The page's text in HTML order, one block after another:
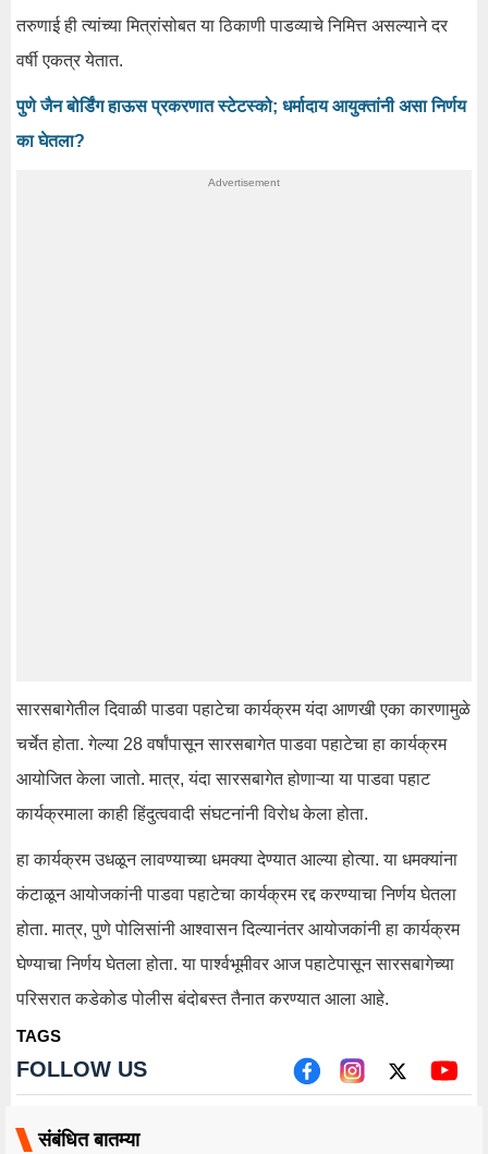
तरुणाई ही त्यांच्या मित्रांसोबत या ठिकाणी पाडव्याचे निमित्त असल्याने दर
वर्षी एकत्र येतात.
पुणे जैन बोर्डिंग हाऊस प्रकरणात स्टेटस्को; धर्मादाय आयुक्तांनी असा निर्णय
का घेतला?
सारसबागेतील दिवाळी पाडवा पहाटेचा कार्यक्रम यंदा आणखी एका कारणामुळे
चर्चेत होता. गेल्या 28 वर्षांपासून सारसबागेत पाडवा पहाटेचा हा कार्यक्रम
आयोजित केला जातो. मात्र, यंदा सारसबागेत होणाऱ्या या पाडवा पहाट
कार्यक्रमाला काही हिंदुत्ववादी संघटनांनी विरोध केला होता.
हा कार्यक्रम उधळून लावण्याच्या धमक्या देण्यात आल्या होत्या. या धमक्यांना
कंटाळून आयोजकांनी पाडवा पहाटेचा कार्यक्रम रद्द करण्याचा निर्णय घेतला
होता. मात्र, पुणे पोलिसांनी आश्वासन दिल्यानंतर आयोजकांनी हा कार्यक्रम
घेण्याचा निर्णय घेतला होता. या पार्श्वभूमीवर आज पहाटेपासून सारसबागेच्या
परिसरात कडेकोड पोलीस बंदोबस्त तैनात करण्यात आला आहे.
TAGS
FOLLOW US
संबंधित बातम्या